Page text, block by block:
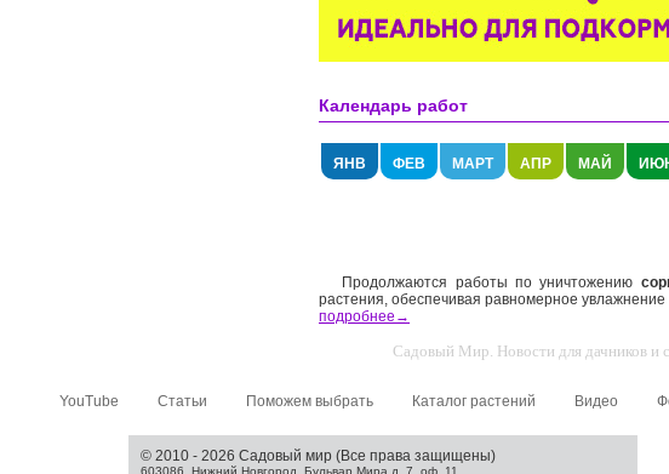
Календарь работ
ЯНВ ФЕВ МАРТ АПР МАЙ
Продолжаются работы по уничтожению
растения, обеспечивая равномерное
подробнее→
Садовый Мир. Новости для дачников и
YouTube Статьи Поможем выбрать Каталог растений Видео
© 2010 - 2026 Садовый мир (Все права защищены)
603086, Нижний Новгород, Бульвар Мира д. 7, оф. 11